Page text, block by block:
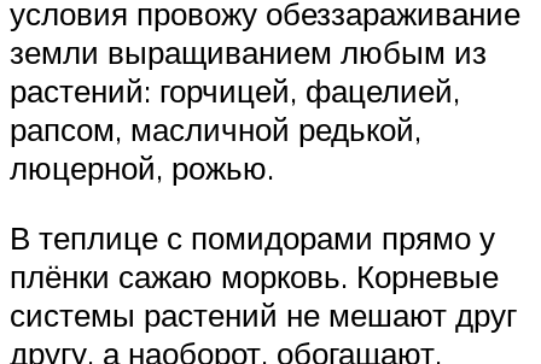
условия провожу обеззараживание
земли выращиванием любым из
растений: горчицей, фацелией,
рапсом, масличной редькой,
люцерной, рожью.
В теплице с помидорами прямо у
плёнки сажаю морковь. Корневые
системы растений не мешают друг
другу, а наоборот, обогащают.